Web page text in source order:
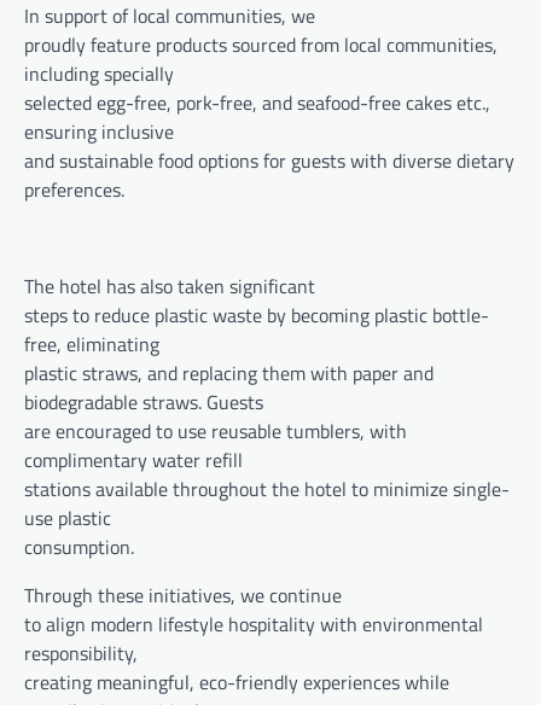
In support of local communities, we
proudly feature products sourced from local communities,
including specially
selected egg-free, pork-free, and seafood-free cakes etc.,
ensuring inclusive
and sustainable food options for guests with diverse dietary
preferences.
The hotel has also taken significant
steps to reduce plastic waste by becoming plastic bottle-
free, eliminating
plastic straws, and replacing them with paper and
biodegradable straws. Guests
are encouraged to use reusable tumblers, with
complimentary water refill
stations available throughout the hotel to minimize single-
use plastic
consumption.
Through these initiatives, we continue
to align modern lifestyle hospitality with environmental
responsibility,
creating meaningful, eco-friendly experiences while